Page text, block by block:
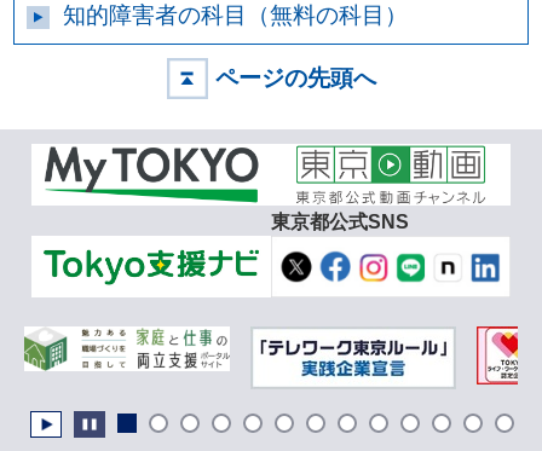
知的障害者の科目（無料の科目）
ページの先頭へ
東京都公式SNS